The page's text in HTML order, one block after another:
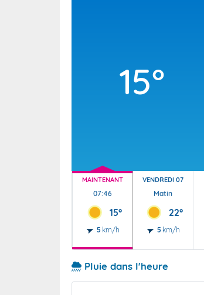
15°
MAINTENANT
07:46
15°
5 km/h
VENDREDI 07
Matin
22°
5 km/h
Pluie dans l'heure